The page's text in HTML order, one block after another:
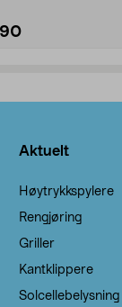
Aktuelt
Høytrykkspylere
Rengjøring
Griller
Kantklippere
Solcellebelysning